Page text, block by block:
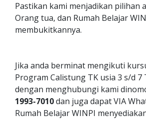
Pastikan kami menjadikan pilihan
Orang tua, dan Rumah Belajar
membukitkannya.
Jika anda berminat mengikuti
Program Calistung TK usia 3 s/d 7
dengan menghubungi kami
1993-7010dan juga dapat VIA
Rumah Belajar WINPI